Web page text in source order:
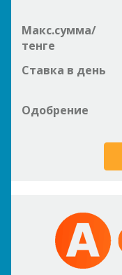
Макс.сумма/
тенге
Ставка в день
Одобрение